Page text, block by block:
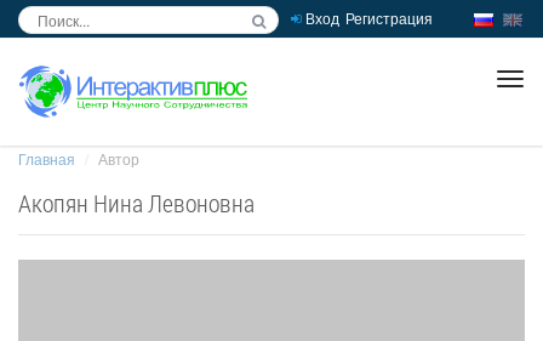
Вход Регистрация
Главная Автор
Акопян Нина Левоновна